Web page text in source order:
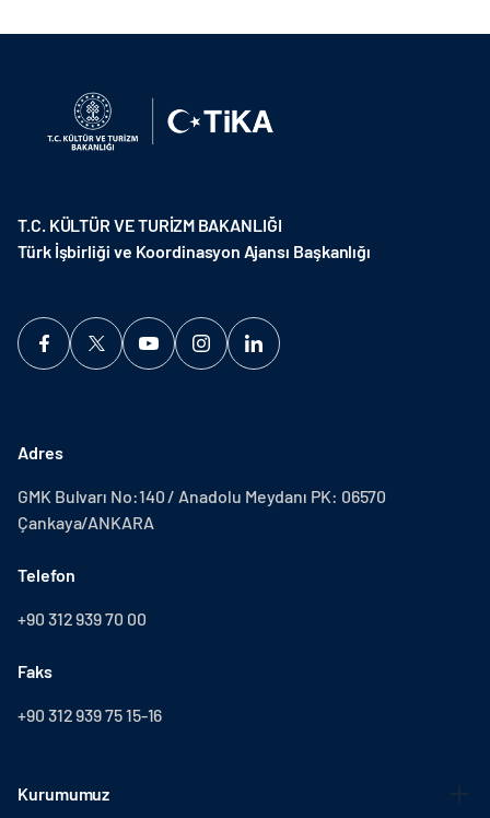
T.C. KÜLTÜR VE TURİZM BAKANLIĞI
Türk İşbirliği ve Koordinasyon Ajansı Başkanlığı
Adres
GMK Bulvarı No:140 / Anadolu Meydanı PK: 06570
Çankaya/ANKARA
Telefon
+90 312 939 70 00
Faks
+90 312 939 75 15-16
Kurumumuz